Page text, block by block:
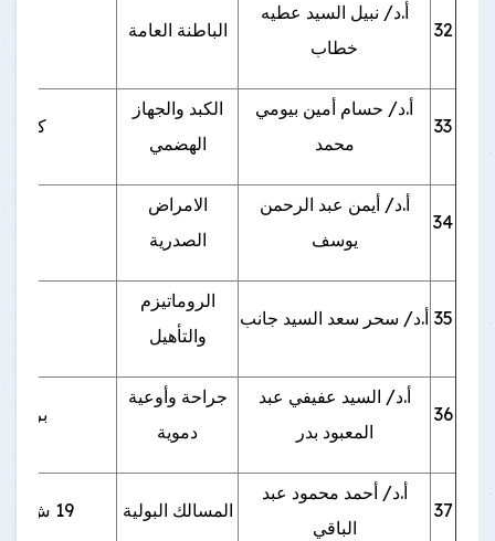
32
أ.د/ نبيل السيد عطيه
خطاب
الباطنة العامة
33
أ.د/ حسام أمين بيومي
محمد
الكبد والجهاز
الهضمي
كلية
34
أ.د/ أيمن عبد الرحمن
يوسف
الامراض
الصدرية
35 أ.د/ سحر سعد السيد جانب
الروماتيزم
والتأهيل
36
أ.د/ السيد عفيفي عبد
المعبود بدر
جراحة وأوعية
دموية
برج
37
أ.د/ أحمد محمود عبد
الباقي
المسالك البولية 19 ش حسين موسي صقر بجوار محطة القطار